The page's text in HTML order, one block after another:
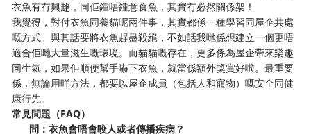
衣魚有冇興趣，同佢鍾唔鍾意食魚，其實冇必然關係架！
我覺得，對付衣魚同養貓呢兩件事，其實都係一種學習同屋企共處
嘅方式。與其話要將衣魚趕盡殺絕，不如話我哋係想建立一個更唔
適合佢哋大量滋生嘅環境。而貓貓嘅存在，更多係為屋企帶來樂趣
同生氣，如果佢順便幫手嚇下衣魚，就當係額外獎賞好啦。最重要
係，無論用咩方法，都要以屋企成員（包括人和寵物）嘅安全同健
康行先。
常見問題（FAQ）
問：衣魚會唔會咬人或者傳播疾病？